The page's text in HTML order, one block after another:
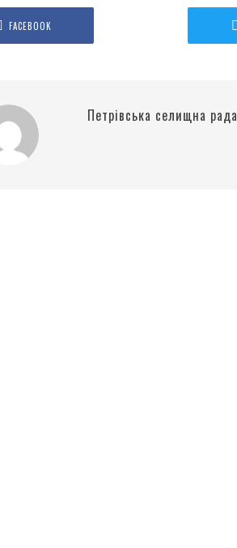
FACEBOOK
Петрівська селищна рада